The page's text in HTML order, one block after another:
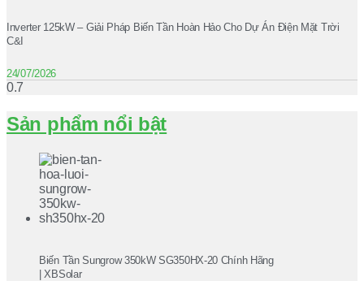
Inverter 125kW – Giải Pháp Biến Tần Hoàn Hảo Cho Dự Án Điện Mặt Trời
C&I
24/07/2026
Sản phẩm nổi bật
Biến Tần Sungrow 350kW SG350HX-20 Chính Hãng
| XBSolar